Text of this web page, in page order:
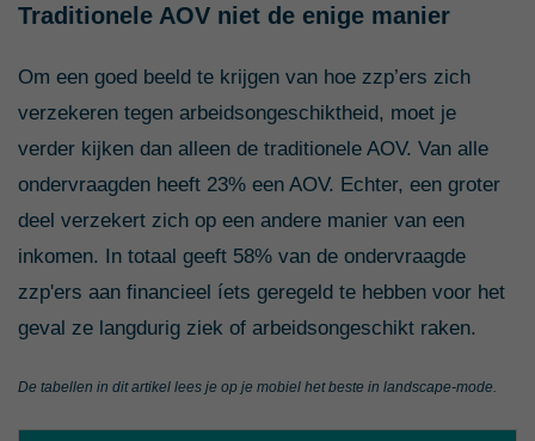
Traditionele AOV niet de enige manier
Om een goed beeld te krijgen van hoe zzp’ers zich
verzekeren tegen arbeidsongeschiktheid, moet je
verder kijken dan alleen de traditionele AOV. Van alle
ondervraagden heeft 23% een AOV. Echter, een groter
deel verzekert zich op een andere manier van een
inkomen. In totaal geeft 58% van de ondervraagde
zzp'ers aan financieel íets geregeld te hebben voor het
geval ze langdurig ziek of arbeidsongeschikt raken.
De tabellen in dit artikel lees je op je mobiel het beste in landscape-mode.